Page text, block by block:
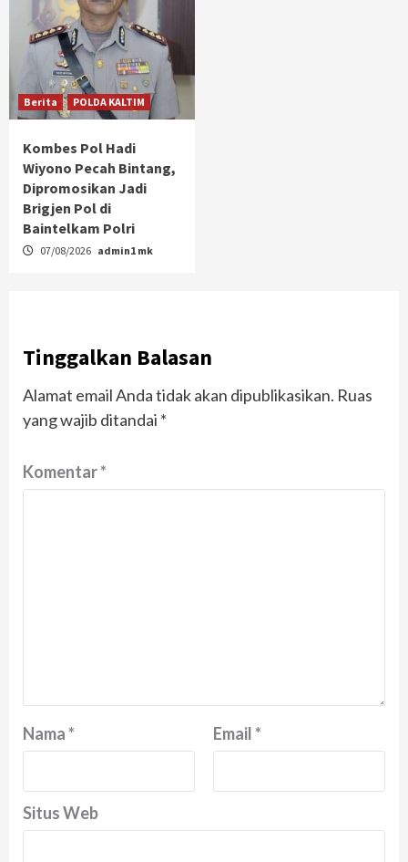
Berita POLDA KALTIM
Kombes Pol Hadi
Wiyono Pecah Bintang,
Dipromosikan Jadi
Brigjen Pol di
Baintelkam Polri
07/08/2026 admin1 mk
Tinggalkan Balasan
Alamat email Anda tidak akan dipublikasikan. Ruas
yang wajib ditandai *
Komentar*
Nama* Email*
Situs Web